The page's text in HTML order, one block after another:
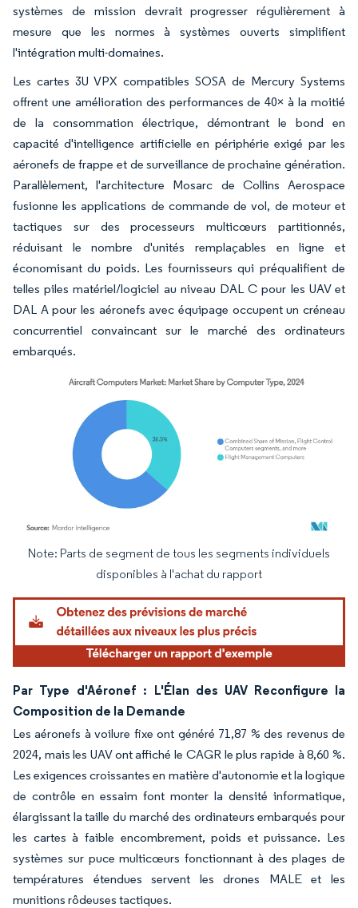
systèmes de mission devrait progresser régulièrement à
mesure que les normes à systèmes ouverts simplifient
l'intégration multi-domaines.
Les cartes 3U VPX compatibles SOSA de Mercury Systems
offrent une amélioration des performances de 40× à la moitié
de la consommation électrique, démontrant le bond en
capacité d'intelligence artificielle en périphérie exigé par les
aéronefs de frappe et de surveillance de prochaine génération.
Parallèlement, l'architecture Mosarc de Collins Aerospace
fusionne les applications de commande de vol, de moteur et
tactiques sur des processeurs multicœurs partitionnés,
réduisant le nombre d'unités remplaçables en ligne et
économisant du poids. Les fournisseurs qui préqualifient de
telles piles matériel/logiciel au niveau DAL C pour les UAV et
DAL A pour les aéronefs avec équipage occupent un créneau
concurrentiel convaincant sur le marché des ordinateurs
embarqués.
Image © Mordor Intelligence. La réutilisation nécessite une attribution sous CC BY
Note: Parts de segment de tous les segments individuels
disponibles à l'achat du rapport
Par Type d'Aéronef : L'Élan des UAV Reconfigure la
Composition de la Demande
Les aéronefs à voilure fixe ont généré 71,87 % des revenus de
2024, mais les UAV ont affiché le CAGR le plus rapide à 8,60 %.
Les exigences croissantes en matière d'autonomie et la logique
de contrôle en essaim font monter la densité informatique,
élargissant la taille du marché des ordinateurs embarqués pour
les cartes à faible encombrement, poids et puissance. Les
systèmes sur puce multicœurs fonctionnant à des plages de
températures étendues servent les drones MALE et les
munitions rôdeuses tactiques.